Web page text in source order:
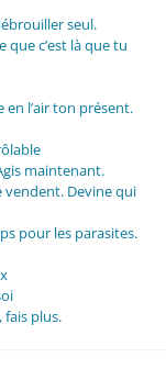
seul.
c’est là que tu
l’air ton présent.
maintenant.
vendent. Devine qui
pour les parasites.
fais plus.